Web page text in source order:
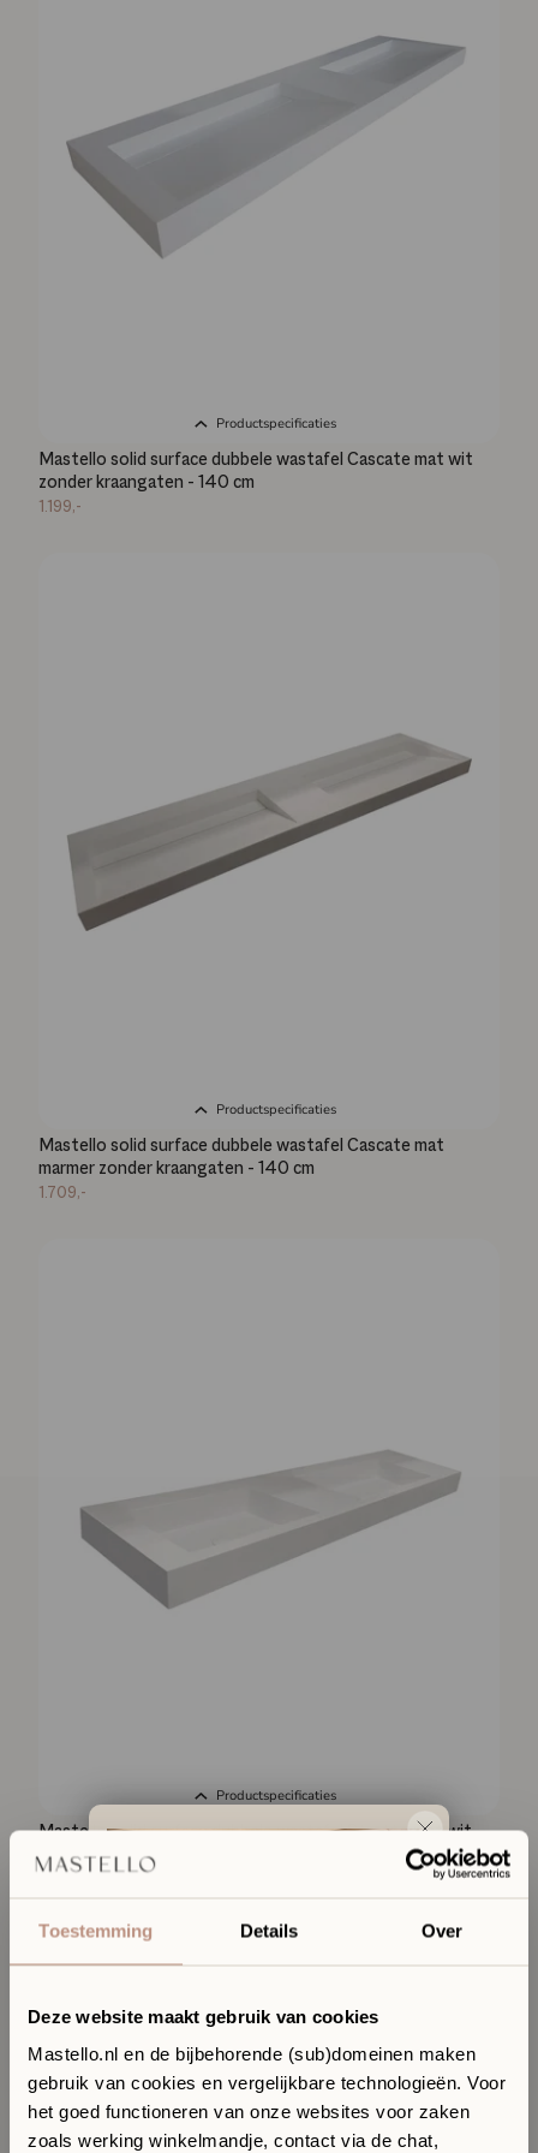
Toestemming Details Over
Deze website maakt gebruik van cookies
Mastello.nl en de bijbehorende (sub)domeinen maken
gebruik van cookies en vergelijkbare technologieën. Voor
het goed functioneren van onze websites voor zaken
zoals werking winkelmandje, contact via de chat,
Productspecificaties
Mastello solid surface dubbele wastafel Cascate mat wit
zonder kraangaten - 140 cm
1.199,-
Productspecificaties
Mastello solid surface dubbele wastafel Cascate mat
marmer zonder kraangaten - 140 cm
1.709,-
Productspecificaties
Mastello solid surface dubbele wastafel Stretto mat wit
zonder kraangaten - 140 cm
Ervaar jouw toekomstige
badkamer in onze Sanitair